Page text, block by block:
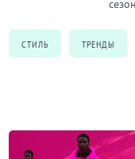
СТИЛЬ ТРЕНДЫ